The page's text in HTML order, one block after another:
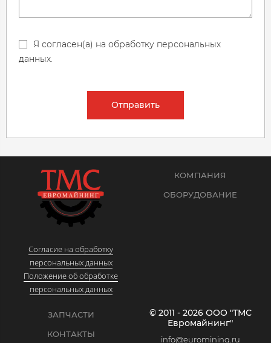
Я согласен(а) на обработку персональных
данных.
Отправить
Согласие на обработку
персональных данных
Положение об обработке
персональных данных
КОМПАНИЯ
ОБОРУДОВАНИЕ
ЗАПЧАСТИ
КОНТАКТЫ
© 2011 - 2026 ООО "ТМС
Евромайнинг"
info@euromining.ru